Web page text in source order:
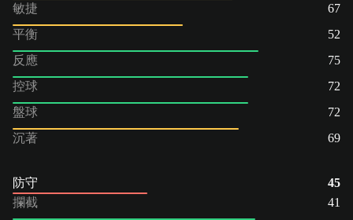
敏捷
67
平衡
52
反應
75
控球
72
盤球
72
沉著
69
防守
45
攔截
41